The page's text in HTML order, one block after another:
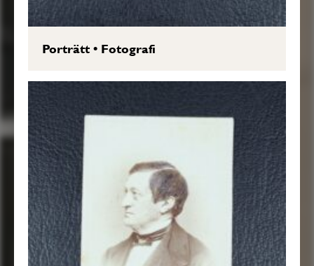
Porträtt• Fotografi